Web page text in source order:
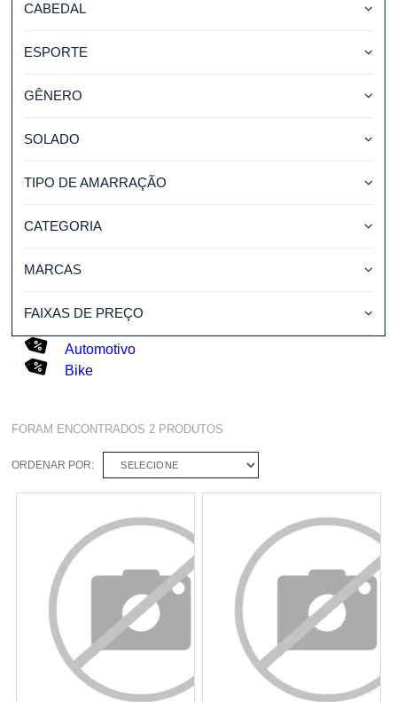
CABEDAL
ESPORTE
GÊNERO
SOLADO
TIPO DE AMARRAÇÃO
CATEGORIA
MARCAS
FAIXAS DE PREÇO
Automotivo
Bike
FORAM ENCONTRADOS2 PRODUTOS
ORDENAR POR: SELECIONE